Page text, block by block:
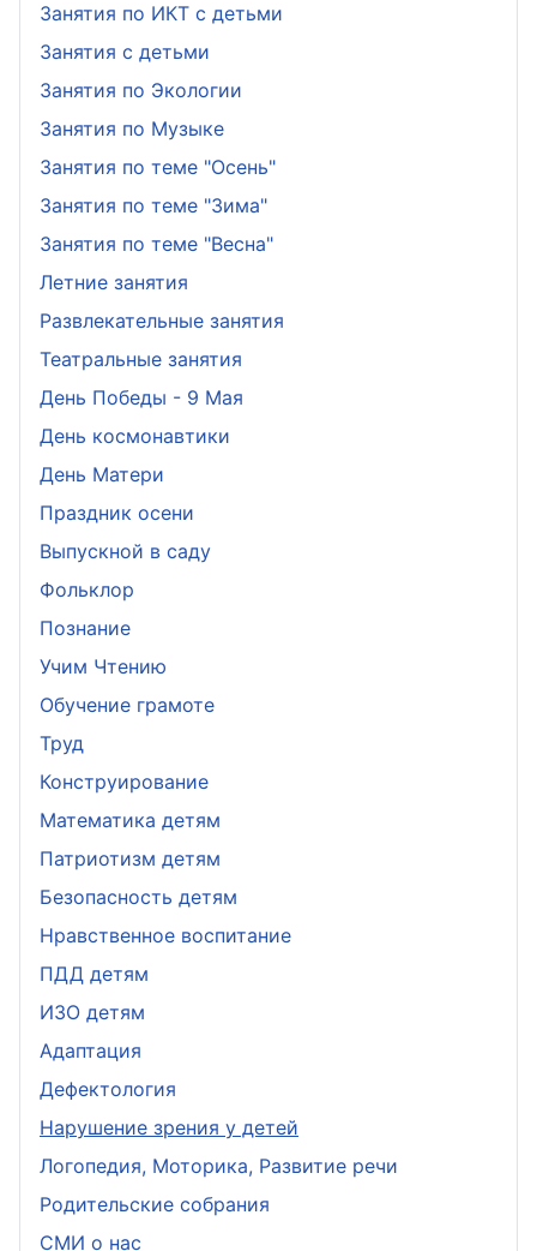
Занятия по ИКТ с детьми
Занятия с детьми
Занятия по Экологии
Занятия по Музыке
Занятия по теме "Осень"
Занятия по теме "Зима"
Занятия по теме "Весна"
Летние занятия
Развлекательные занятия
Театральные занятия
День Победы - 9 Мая
День космонавтики
День Матери
Праздник осени
Выпускной в саду
Фольклор
Познание
Учим Чтению
Обучение грамоте
Труд
Конструирование
Математика детям
Патриотизм детям
Безопасность детям
Нравственное воспитание
ПДД детям
ИЗО детям
Адаптация
Дефектология
Нарушение зрения у детей
Логопедия, Моторика, Развитие речи
Родительские собрания
СМИ о нас